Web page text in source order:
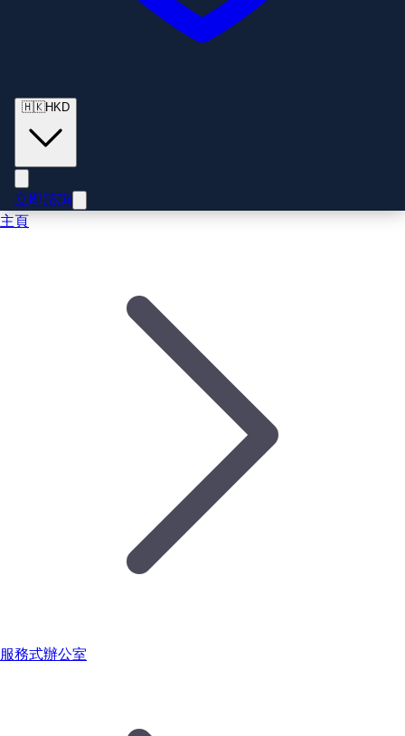
🇭🇰HKD
立即諮詢
主頁
服務式辦公室